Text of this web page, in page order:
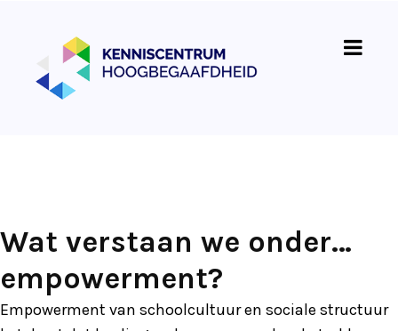
Wat verstaan we onder…
empowerment?
Empowerment van schoolcultuur en sociale structuur